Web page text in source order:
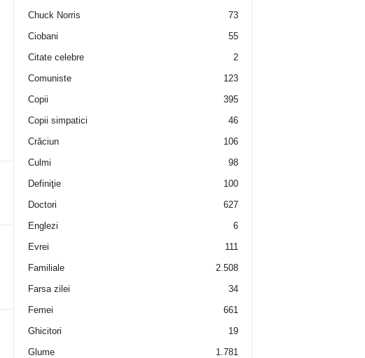
Chuck Norris
73
Ciobani
55
Citate celebre
2
Comuniste
123
Copii
395
Copii simpatici
46
Crăciun
106
Culmi
98
Definiţie
100
Doctori
627
Englezi
6
Evrei
111
Familiale
2.508
Farsa zilei
34
Femei
661
Ghicitori
19
Glume
1.781